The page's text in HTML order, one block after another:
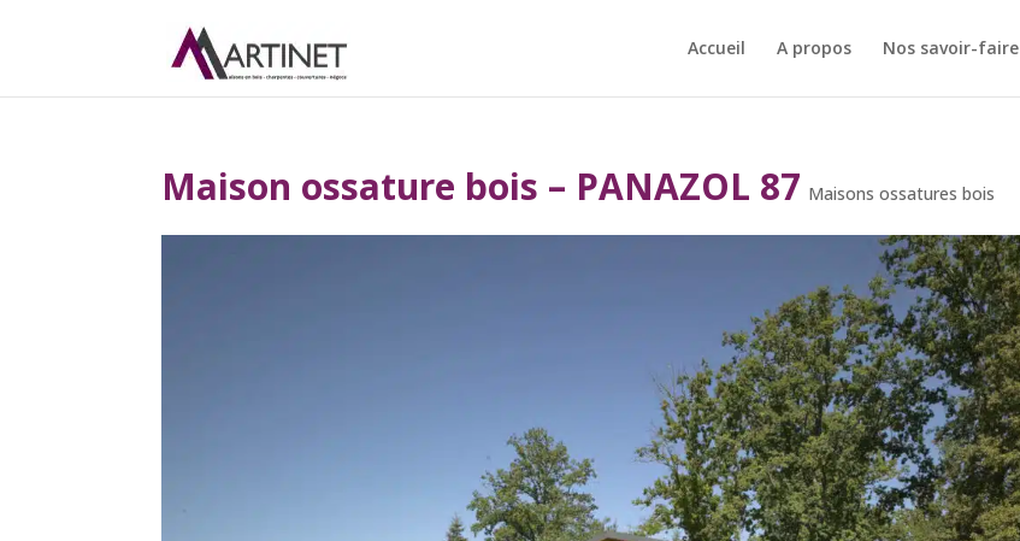
Accueil A propos Nos savoir-faire
Maison ossature bois – PANAZOL 87 Maisons ossatures bois